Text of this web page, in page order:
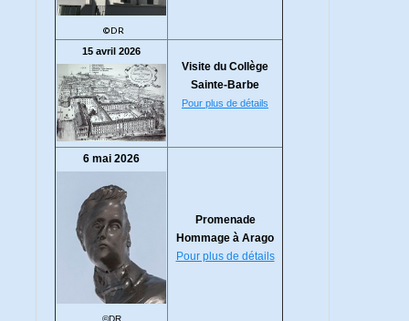
©DR
15 avril 2026
Visite du Collège
Sainte-Barbe
Pour plus de détails
6 mai 2026
©DR
Promenade
Hommage à Arago
Pour plus de détails